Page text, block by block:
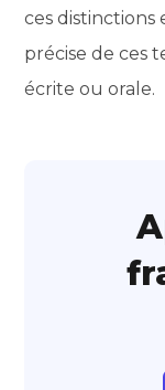
ces distinctions
précise de ces
écrite ou orale.